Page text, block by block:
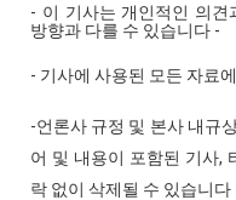
- 이 기사는 개인적인 의견
방향과 다를 수 있습니다 -
- 기사에 사용된 모든 자료
-언론사 규정 및 본사 내규
어 및 내용이 포함된 기사,
락 없이 삭제될 수 있습니다